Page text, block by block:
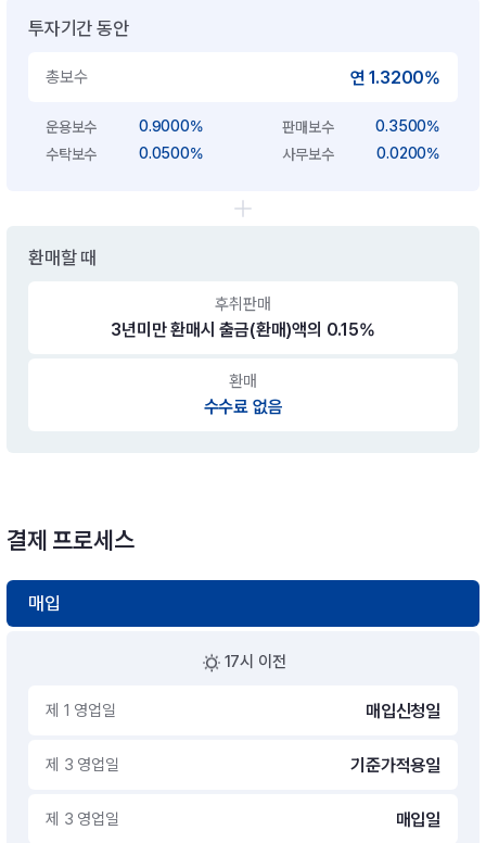
투자기간 동안
총보수 연 1.3200%
운용보수 0.9000% 판매보수
0.3500%
수탁보수
0.0500% 사무보수 0.0200%
환매할 때
후취판매
3년미만 환매시 출금(환매)액의 0.15%
환매
수수료 없음
결제 프로세스
매입
17시 이전
제 1 영업일 매입신청일
제 3 영업일 기준가적용일
제 3 영업일 매입일